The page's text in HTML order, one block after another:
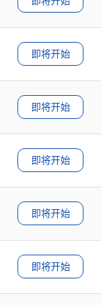
即将开始
即将开始
即将开始
即将开始
即将开始